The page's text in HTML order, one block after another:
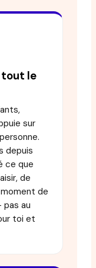
le
sur
depuis
ce que
de
de
au
toi et